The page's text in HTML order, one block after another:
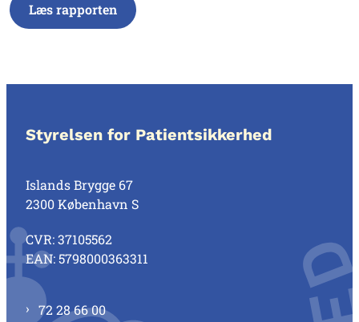
Læs rapporten
Styrelsen for Patientsikkerhed
Islands Brygge 67
2300 København S
CVR: 37105562
EAN: 5798000363311
72 28 66 00